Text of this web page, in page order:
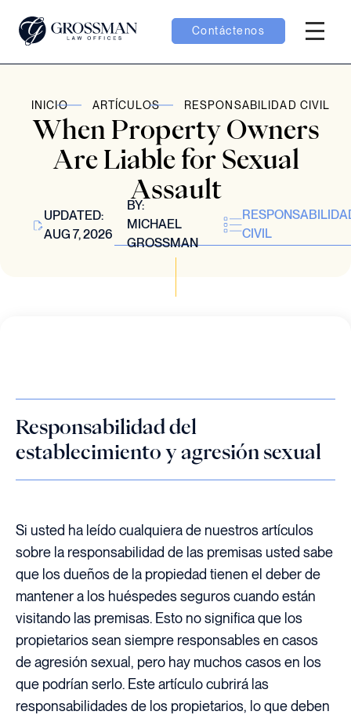
Contáctenos
Menú
Casos
INICIO ARTÍCULOS RESPONSABILIDAD CIVIL
When Property Owners
Are Liable for Sexual
Assault
UPDATED:
AUG 7, 2026
BY:
MICHAEL
GROSSMAN
CIVIL
Responsabilidad del
establecimiento y agresión sexual
Si usted ha leído cualquiera de nuestros artículos
sobre la responsabilidad de las premisas usted sabe
que los dueños de la propiedad tienen el deber de
mantener a los huéspedes seguros cuando están
visitando las premisas. Esto no significa que los
propietarios sean siempre responsables en casos
de agresión sexual, pero hay muchos casos en los
que podrían serlo. Este artículo cubrirá las
responsabilidades de los propietarios, lo que deben